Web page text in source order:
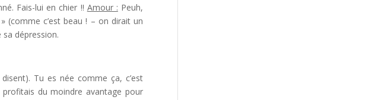
Fais-lui en chier !! Amour : Peuh,
(comme c’est beau ! – on dirait un
dépression.
Tu es née comme ça, c’est
du moindre avantage pour